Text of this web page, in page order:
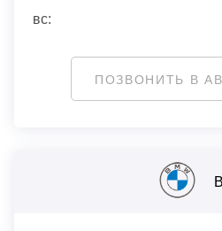
вс:
ПОЗВОНИТЬ В